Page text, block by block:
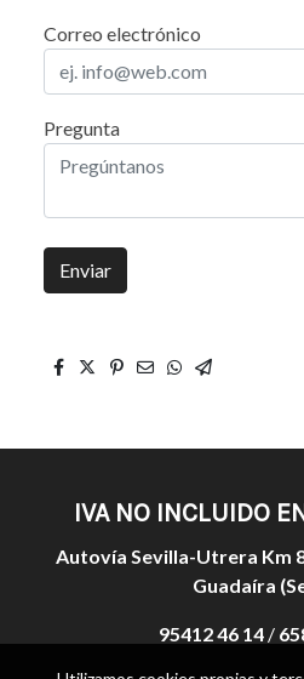
Correo electrónico
Pregunta
Enviar
IVA NO INCLUIDO
Autovía Sevilla-Utrera Km
Guadaíra
95412 46 14 /